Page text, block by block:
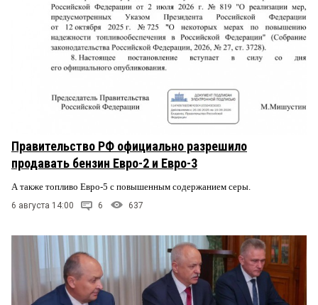
Правительство РФ официально разрешило
продавать бензин Евро-2 и Евро-3
А также топливо Евро-5 с повышенным содержанием серы.
6 августа 14:00 6 637